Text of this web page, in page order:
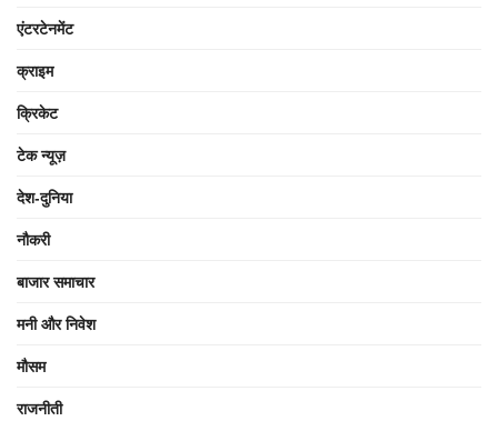
एंटरटेनमेंट
क्राइम
क्रिकेट
टेक न्यूज़
देश-दुनिया
नौकरी
बाजार समाचार
मनी और निवेश
मौसम
राजनीती